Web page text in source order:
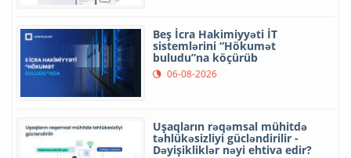
Beş İcra Hakimiyyəti İT
sistemlərini “Hökumət
buludu”na köçürüb
06-08-2026
Uşaqların rəqəmsal mühitdə
təhlükəsizliyi gücləndirilir -
Dəyişikliklər nəyi ehtiva edir?